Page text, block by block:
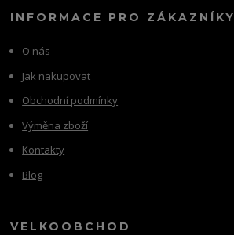
INFORMACE PRO ZÁKAZNÍKY
O nás
Jak nakupovat
Obchodní podmínky
Výměna zboží
Kontakty
Blog
VELKOOBCHOD